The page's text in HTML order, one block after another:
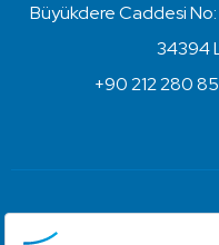
Büyükdere Caddesi No:
34394
+90 212 280